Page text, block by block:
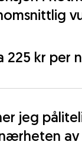
225 kr per
jeg